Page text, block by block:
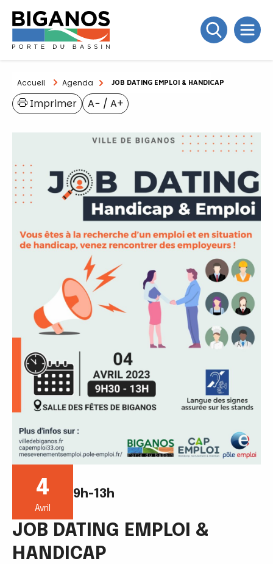
Accueil Agenda JOB DATING EMPLOI & HANDICAP
A− / A+
Imprimer
4
Avril
9h-13h
JOB DATING EMPLOI &
HANDICAP